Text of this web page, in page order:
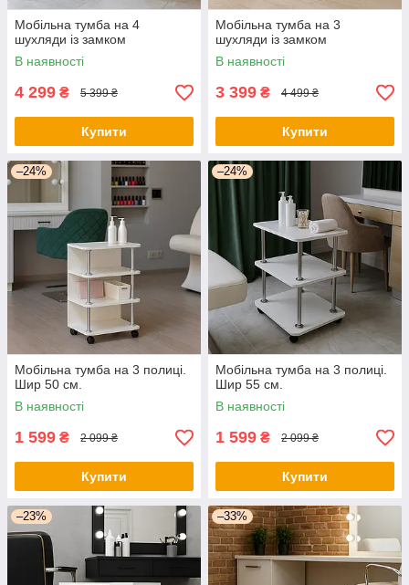
Мобільна тумба на 4
шухляди із замком
В наявності
4 299 ₴ 5 399 ₴
Купити
Мобільна тумба на 3
шухляди із замком
В наявності
3 399 ₴ 4 499 ₴
Купити
–24%
Мобільна тумба на 3 полиці.
Шир 50 см.
В наявності
1 599 ₴ 2 099 ₴
Купити
–24%
Мобільна тумба на 3 полиці.
Шир 55 см.
В наявності
1 599 ₴ 2 099 ₴
Купити
–23% –33%